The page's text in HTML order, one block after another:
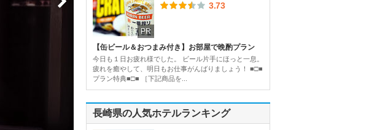
PR
3.73
【缶ビール＆おつまみ付き】お部屋で晩酌プラン
今日も１日お疲れ様でした。 ビール片手にほっと一息。
疲れを癒やして、明日もお仕事がんばりましょう！ ■□■
プラン特典■□■ ［下記商品を...
長崎県の人気ホテルランキング